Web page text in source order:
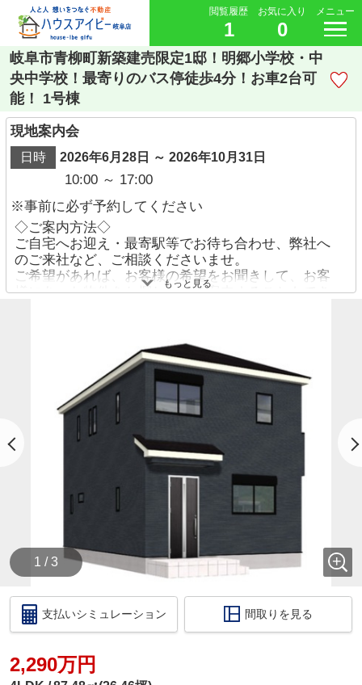
閲覧履歴
1
お気に入り
0
メニュー
岐阜市青柳町新築建売限定1邸！明郷小学校・中
央中学校！最寄りのバス停徒歩4分！お車2台可
能！ 1号棟
現地案内会
日時 2026年6月28日 ～ 2026年10月31日
10:00 ～ 17:00
※事前に必ず予約してください
◇ご案内方法◇
ご自宅へお迎え・最寄駅等でお待ち合わせ、弊社へ
のご来社など、ご相談くださいませ。
ご希望があれば、お客様の希望をお聞きして、お客
様にあった物件をお探ししてご案内することもでき
・お電話でのお問い合わせ→【058-338-9110】
・【物件資料請求ボタン】より、備考欄にご希望日
時を記載ください。
・当店の店舗ページより【ハウスアイビー岐阜店の
ホームページ】へ。
・ラインでのお問い合わせも出来ます。ID検索【＠
731koxur】
◇住宅ローンのご相談いつでも無料で受け付けます
・いくら位の住宅を購入する方がいいの？
・今買うのがいいの？それとも、頭金を貯めてか
ら？
・いくらぐらいまで借りられるの？毎月の返済はい
・車のローンがあっても住宅ローンは組めるの？
・自営業だけど大丈夫？
このような住宅購入に関する資金相談もお伺いいた
税金の控除、給付金のお話などもさせて頂きます。
もっと見る
1 / 3
支払いシミュレーション 間取りを見る
2,290万円